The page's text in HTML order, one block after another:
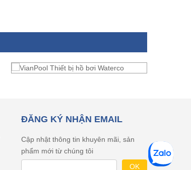
ĐĂNG KÝ NHẬN EMAIL
Cập nhật thông tin khuyên mãi, sản
phẩm mới từ chúng tôi